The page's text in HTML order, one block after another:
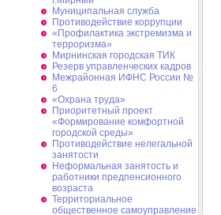
Муниципальная cлужба
Противодействие коррупции
«Профилактика экстремизма и
терроризма»
Мирнинская городская ТИК
Резерв управленческих кадров
Межрайонная ИФНС России №
6
«Охрана труда»
Приоритетный проект
«Формирование комфортной
городской среды»
Противодействие нелегальной
занятости
Неформальная занятость и
работники предпенсионного
возраста
Территориальное
общественное самоуправление